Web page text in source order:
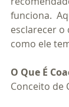
funciona.
esclarecer
como ele
O Que É
Conceito de